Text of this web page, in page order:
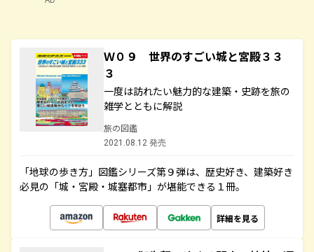
Ｗ０９ 世界のすごい城と宮殿３３
３
一度は訪れたい魅力的な建築・史跡を旅の
雑学とともに解説
旅の図鑑
2021.08.12 発売
「地球の歩き方」図鑑シリーズ第９弾は、歴史好き、建築好き
必見の「城・宮殿・城塞都市」が堪能できる１冊。
詳細を見る